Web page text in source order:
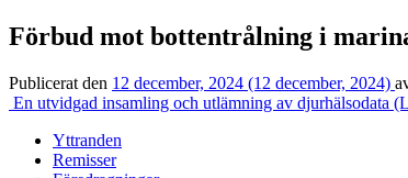
Förbud mot bottentrålning i
Publicerat den 12 december, 2024 (12 december, 2024)
Inläggsnavigering
En utvidgad insamling och utlämning av djurhälsodata
Yttranden
Remisser